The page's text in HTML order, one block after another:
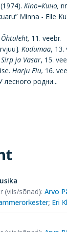
Kino=Кино,
Minna - Elle
Õhtuleht, 11. veebr.
Kodumaa, 13.
Sirp ja Vasar, 15.
Harju Elu, 16.
родни...
(viis/sõnad): Arvo
; Eri